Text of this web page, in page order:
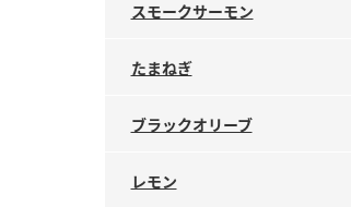
スモークサーモン
たまねぎ
ブラックオリーブ
レモン